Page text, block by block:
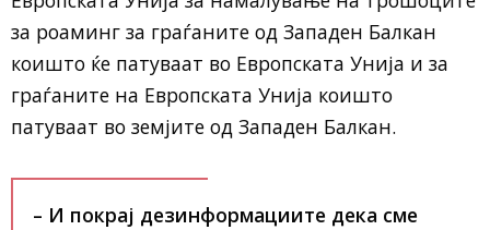
за роаминг за граѓаните од Западен Балкан
коишто ќе патуваат во Европската Унија и за
граѓаните на Европската Унија коишто
патуваат во земјите од Западен Балкан.
– И покрај дезинформациите дека сме